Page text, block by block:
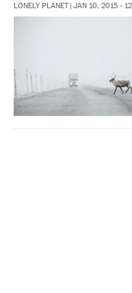
LONELY PLANET | JAN 10, 2015 -